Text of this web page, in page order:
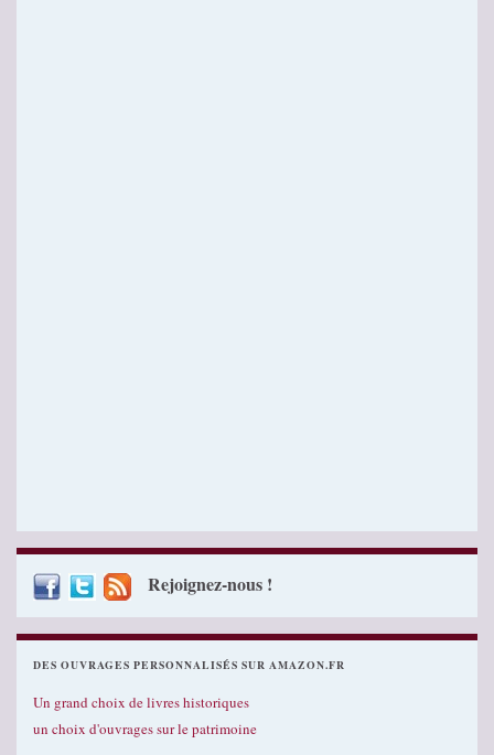
Rejoignez-nous !
DES OUVRAGES PERSONNALISÉS SUR AMAZON.FR
Un grand choix de livres historiques
un choix d'ouvrages sur le patrimoine